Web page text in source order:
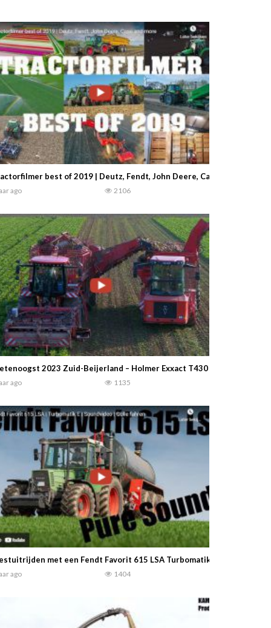
best of 2019 | Deutz, Fendt, John Deere, Case en nog
ago 2106
2023 Zuid-Beijerland – Holmer Exxact T430 en Holmer
ago 1135
met een Fendt Favorit 615 LSA Turbomatik E Sound !!! –
ago 1404